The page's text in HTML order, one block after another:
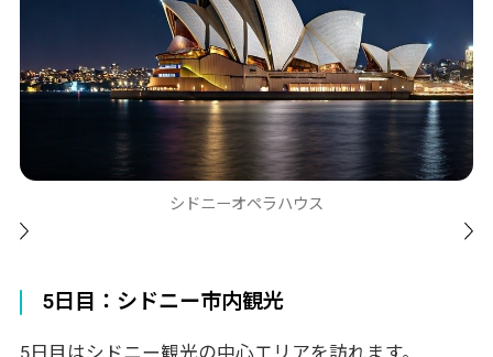
ハーバーブリッジ
5日目：シドニー市内観光